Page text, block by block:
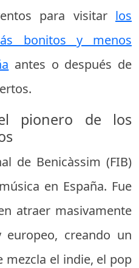
para visitar los
bonitos y menos
antes o después de
pionero de los
de Benicàssim (FIB)
en España. Fue
atraer masivamente
creando un
mezcla el indie, el pop